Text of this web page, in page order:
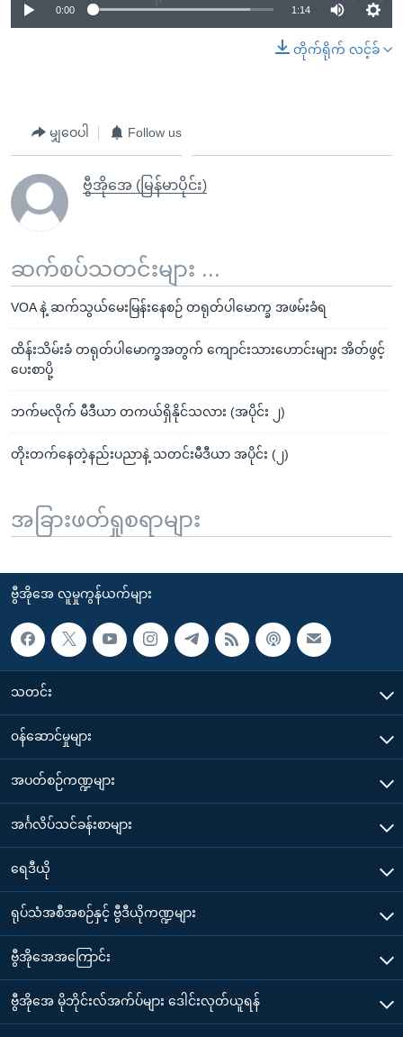
0:00 1:14
တိုက်ရိုက် လင့်ခ်
မျှဝေပါ Follow us
ဗွီအိုအေ (မြန်မာပိုင်း)
ဆက်စပ်သတင်းများ ...
VOA နဲ့ ဆက်သွယ်မေးမြန်းနေစဉ် တရုတ်ပါမောက္ခ အဖမ်းခံရ
ထိန်းသိမ်းခံ တရုတ်ပါမောက္ခအတွက် ကျောင်းသားဟောင်းများ အိတ်ဖွင့်
ပေးစာပို့
ဘက်မလိုက် မီဒီယာ တကယ်ရှိနိုင်သလား (အပိုင်း ၂)
တိုးတက်နေတဲ့နည်းပညာနဲ့ သတင်းမီဒီယာ အပိုင်း (၂)
အခြားဖတ်ရှုစရာများ
ဗွီအိုအေ လူမှုကွန်ယက်များ
သတင်း
၀န်ဆောင်မှုများ
အပတ်စဉ်ကဏ္ဍများ
အင်္ဂလိပ်သင်ခန်းစာများ
ရေဒီယို
ရုပ်သံအစီအစဉ်နှင့် ဗွီဒီယိုကဏ္ဍများ
ဗွီအိုအေအကြောင်း
ဗွီအိုအေ မိုဘိုင်းလ်အက်ပ်များ ဒေါင်းလုတ်ယူရန်